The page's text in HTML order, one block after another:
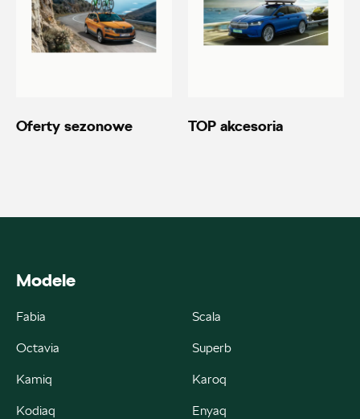
Oferty sezonowe TOP akcesoria
Autoremo
zamowienia@autoremo.pl
Autorud Kielce
Modele
Fabia Scala
Octavia Superb
Kamiq Karoq
Kodiaq Enyaq